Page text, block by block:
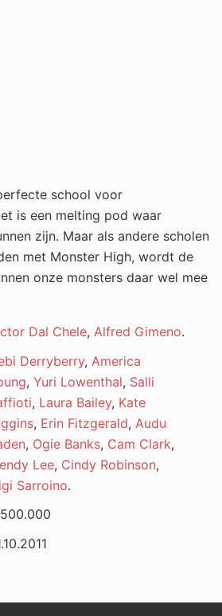
school voor
is een melting pod waar
zijn. Maar als andere scholen
met Monster High, wordt de
onze monsters daar wel mee
Dal Chele,Alfred Gimeno.
Derryberry,America
,Yuri Lowenthal, Salli
, Laura Bailey, Kate
, Erin Fitzgerald,Audu
, Ogie Banks, Cam Clark,
Lee, Cindy Robinson,
Sarroino.